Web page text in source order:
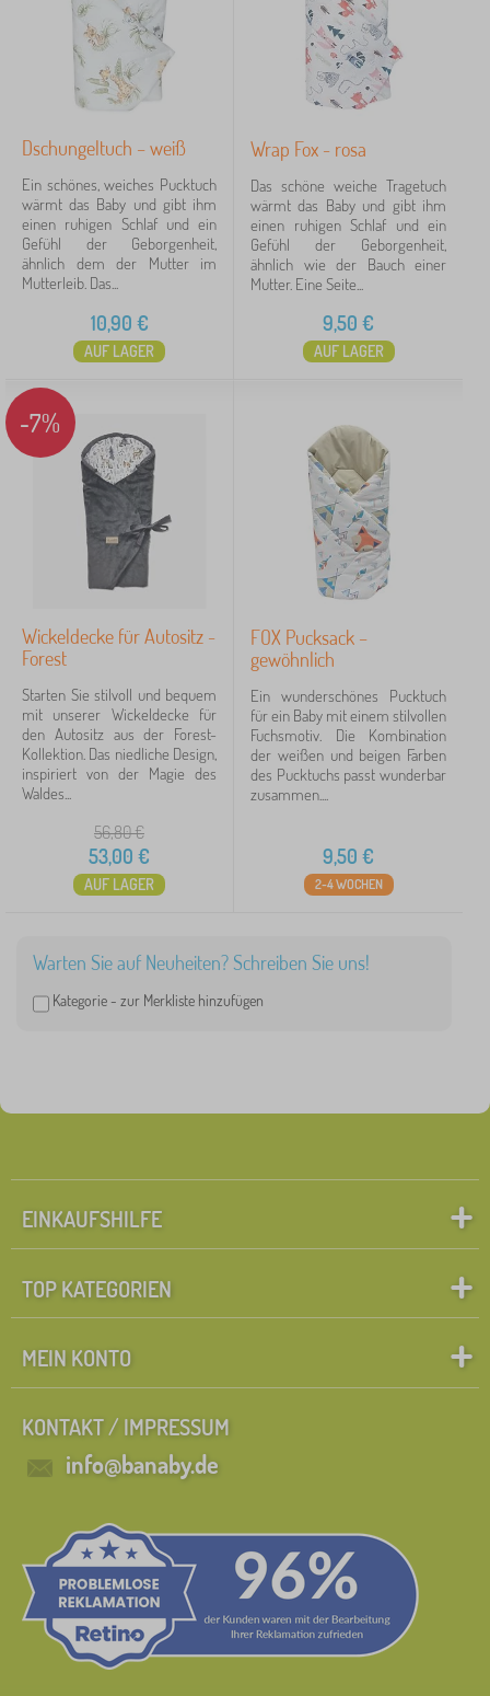
Suche innerhalb des filters
Verfügbarkeit
Angebotsart
Tags
FILTERN
Dschungeltuch – weiß
Ein schönes, weiches Pucktuch
wärmt das Baby und gibt ihm
einen ruhigen Schlaf und ein
Gefühl der Geborgenheit,
ähnlich dem der Mutter im
Mutterleib. Das...
10,90 €
AUF LAGER
Wrap Fox - rosa
Das schöne weiche Tragetuch
wärmt das Baby und gibt ihm
einen ruhigen Schlaf und ein
Gefühl der Geborgenheit,
ähnlich wie der Bauch einer
Mutter. Eine Seite...
9,50 €
AUF LAGER
-7%
Wickeldecke für Autositz -
Forest
Starten Sie stilvoll und bequem
mit unserer Wickeldecke für
den Autositz aus der Forest-
Kollektion. Das niedliche Design,
inspiriert von der Magie des
Waldes...
56,80€
53,00 €
AUF LAGER
FOX Pucksack –
gewöhnlich
Ein wunderschönes Pucktuch
für ein Baby mit einem stilvollen
Fuchsmotiv. Die Kombination
der weißen und beigen Farben
des Pucktuchs passt wunderbar
zusammen....
9,50 €
2-4 WOCHEN
Warten Sie auf Neuheiten? Schreiben Sie uns!
Kategorie - zur Merkliste hinzufügen
EINKAUFSHILFE
TOP KATEGORIEN
MEIN KONTO
KONTAKT / IMPRESSUM
info@banaby.de